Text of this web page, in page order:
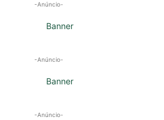
-Anúncio-
-Anúncio-
-Anúncio-